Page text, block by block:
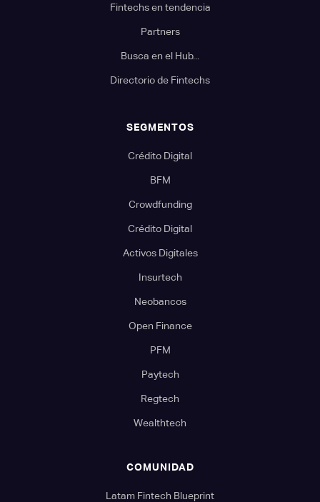
Fintechs en tendencia
Partners
Busca en el Hub...
Directorio de Fintechs
SEGMENTOS
Crédito Digital
BFM
Crowdfunding
Crédito Digital
Activos Digitales
Insurtech
Neobancos
Open Finance
PFM
Paytech
Regtech
Wealthtech
COMUNIDAD
Latam Fintech Blueprint